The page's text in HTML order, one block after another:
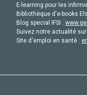
E-learning pour les
Bibliothèque d'e-books
Blog special IFSI :
Suivez notre actualité
Site d'emploi en santé :